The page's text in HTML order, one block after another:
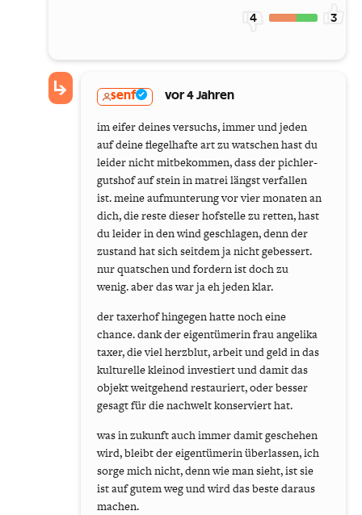
4 3
senf vor 4 Jahren
im eifer deines versuchs, immer und jeden
auf deine flegelhafte art zu watschen hast du
leider nicht mitbekommen, dass der pichler-
gutshof auf stein in matrei längst verfallen
ist. meine aufmunterung vor vier monaten an
dich, die reste dieser hofstelle zu retten, hast
du leider in den wind geschlagen, denn der
zustand hat sich seitdem ja nicht gebessert.
nur quatschen und fordern ist doch zu
wenig. aber das war ja eh jeden klar.
der taxerhof hingegen hatte noch eine
chance. dank der eigentümerin frau angelika
taxer, die viel herzblut, arbeit und geld in das
kulturelle kleinod investiert und damit das
objekt weitgehend restauriert, oder besser
gesagt für die nachwelt konserviert hat.
was in zukunft auch immer damit geschehen
wird, bleibt der eigentümerin überlassen, ich
sorge mich nicht, denn wie man sieht, ist sie
ist auf gutem weg und wird das beste daraus
machen.